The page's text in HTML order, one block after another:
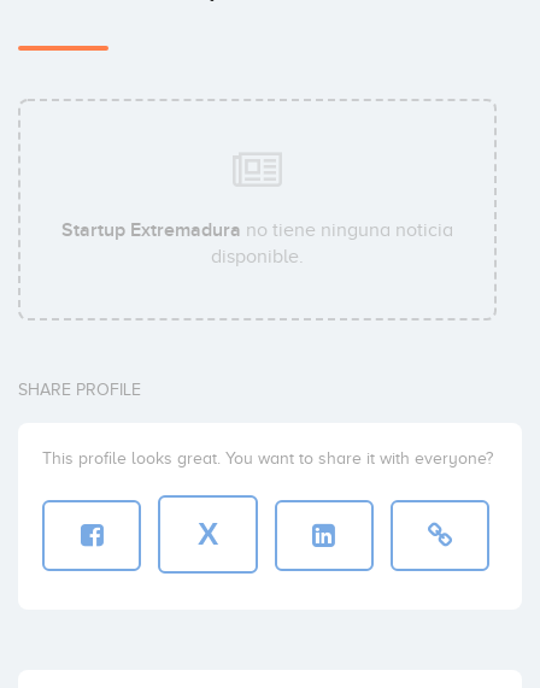
Startup Extremadura no tiene ninguna noticia
disponible.
SHARE PROFILE
This profile looks great. You want to share it with everyone?
X